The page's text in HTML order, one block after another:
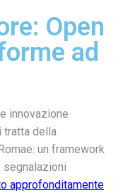
Open
ad
innovazione
tratta della
un framework
approfonditamente